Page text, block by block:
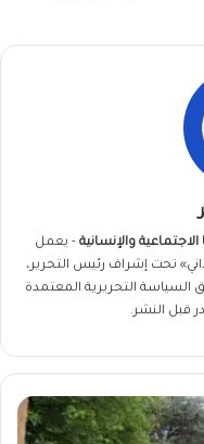
والإنسانية - يعمل
تحت إشراف رئيس التحرير،
السياسة التحريرية المعتمدة
قبل النشر.